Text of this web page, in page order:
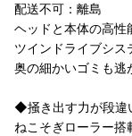
配送不可：離島
ヘッドと本体の高性
ツインドライブシス
奥の細かいゴミも逃
◆掻き出す力が段違
ねこそぎローラー搭